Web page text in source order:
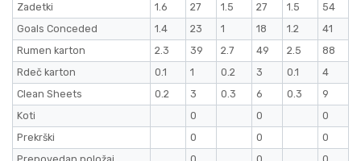
Zadetki 1.6 27 1.5 27 1.5
54
Goals Conceded
1.4 23 1 18 1.2
41
Rumen karton
2.3 39 2.7 49 2.5
88
Rdeč karton
0.1 1 0.2 3 0.1
4
Clean Sheets
0.2 3 0.3 6 0.3
9
Koti
0 0
0
Prekrški
0 0
0